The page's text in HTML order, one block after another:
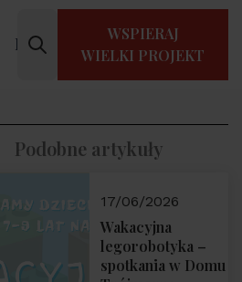
Kontakt
WSPIERAJ
WIELKI PROJEKT
Podobne artykuły
17/06/2026
Wakacyjna
legorobotyka –
spotkania w Domu